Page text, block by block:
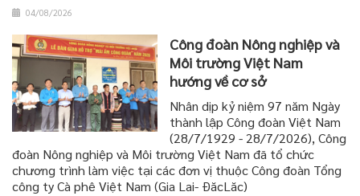
04/08/2026
Công đoàn Nông nghiệp và
Môi trường Việt Nam
hướng về cơ sở
Nhân dịp kỷ niệm 97 năm Ngày
thành lập Công đoàn Việt Nam
(28/7/1929 - 28/7/2026), Công
đoàn Nông nghiệp và Môi trường Việt Nam đã tổ chức
chương trình làm việc tại các đơn vị thuộc Công đoàn Tổng
công ty Cà phê Việt Nam (Gia Lai- ĐăcLăc)